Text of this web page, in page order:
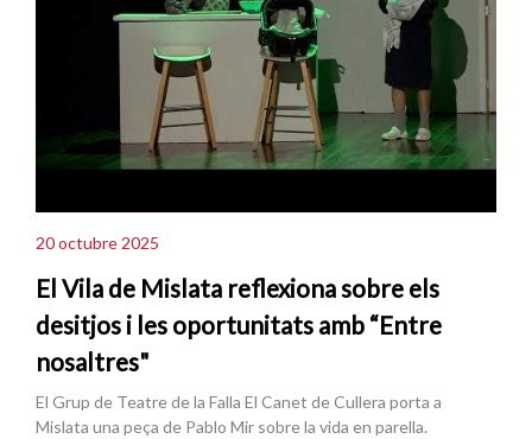
20 octubre 2025
El Vila de Mislata reflexiona sobre els
desitjos i les oportunitats amb “Entre
nosaltres"
El Grup de Teatre de la Falla El Canet de Cullera porta a
Mislata una peça de Pablo Mir sobre la vida en parella.